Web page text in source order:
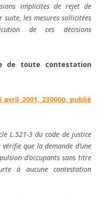
implicites de rejet de
les mesures sollicitées
de ces décisions
de toute contestation
avril 2001, 230000, publié
L.521-3 du code de justice
que la demande d’une
d’occupants sans titre
à aucune contestation